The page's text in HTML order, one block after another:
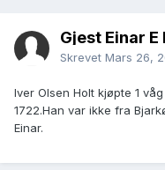
Gjest Einar
Skrevet Mars 26,
Iver Olsen Holt kjøpte 1
1722.Han var ikke fra
Einar.